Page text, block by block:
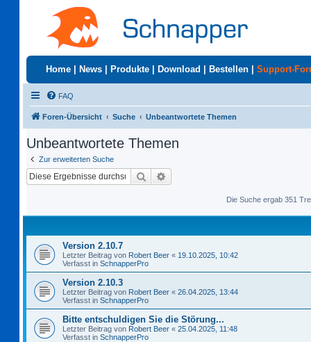
Home News Produkte Download Bestellen Support-
FAQ
Foren-Übersicht Suche Unbeantwortete Themen
Unbeantwortete Themen
Zur erweiterten Suche
Suche
Die Suche ergab 351
Version 2.10.7
Letzter Beitrag von Robert Beer « 19.10.2025, 10:42
Verfasst in SchnapperPro
Version 2.10.3
Letzter Beitrag von Robert Beer « 26.04.2025, 13:44
Verfasst in SchnapperPro
Bitte entschuldigen Sie die Störung...
Letzter Beitrag von Robert Beer « 25.04.2025, 11:48
Verfasst in SchnapperPro